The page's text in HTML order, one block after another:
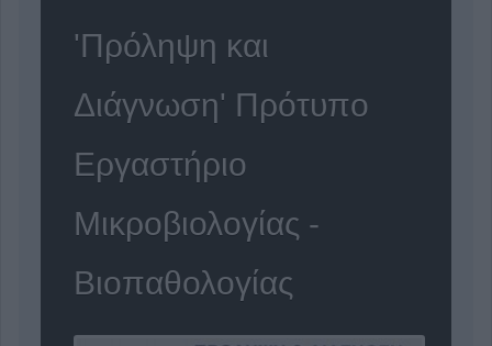
'Πρόληψη και
Διάγνωση' Πρότυπο
Εργαστήριο
Μικροβιολογίας -
Βιοπαθολογίας